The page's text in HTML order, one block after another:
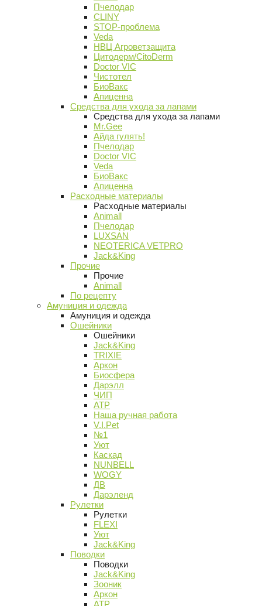
Пчелодар
CLINY
STOP-проблема
Veda
НВЦ Агроветзащита
Цитодерм/CitoDerm
Doctor VIC
Чистотел
БиоВакс
Апиценна
Средства для ухода за лапами
Средства для ухода за лапами
Mr.Gee
Айда гулять!
Пчелодар
Doctor VIC
Veda
БиоВакс
Апиценна
Расходные материалы
Расходные материалы
Animall
Пчелодар
LUXSAN
NEOTERICA VETPRO
Jack&King
Прочие
Прочие
Animall
По рецепту
Амуниция и одежда
Амуниция и одежда
Ошейники
Ошейники
Jack&King
TRIXIE
Аркон
Биосфера
Дарэлл
ЧИП
АТР
Наша ручная работа
V.I.Pet
№1
Уют
Каскад
NUNBELL
WOGY
ДВ
Дарэленд
Рулетки
Рулетки
FLEXI
Уют
Jack&King
Поводки
Поводки
Jack&King
Зооник
Аркон
АТР